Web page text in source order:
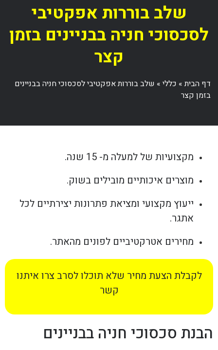
שלב בוררות אפקטיבי
לסכסוכי חניה בבניינים בזמן
קצר
דף הבית» כללי» שלב בוררות אפקטיבי לסכסוכי חניה בבניינים
בזמן קצר
מקצועיות של למעלה מ- 15 שנה.
מוצרים איכותיים מובילים בשוק.
ייעוץ מקצועי ומציאת פתרונות יצירתיים לכל
אתגר.
מחירים אטרקטיביים לפונים מהאתר.
לקבלת הצעת מחיר שלא תוכלו לסרב צרו איתנו
קשר
הבנת סכסוכי חניה בבניינים